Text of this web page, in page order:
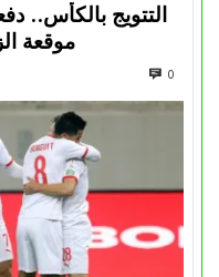
التتويج بالكأس..
موقعة
0